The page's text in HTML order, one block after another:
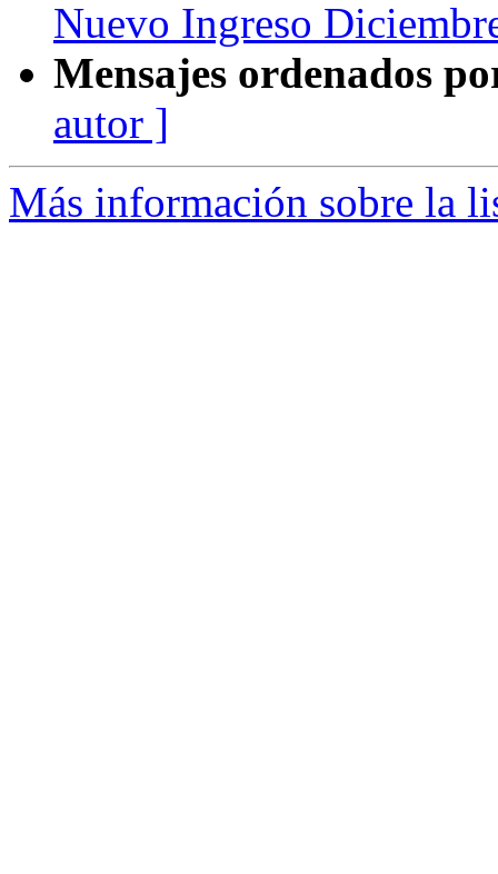
Nuevo Ingreso
Mensajes ordenados
autor ]
Más información sobre la